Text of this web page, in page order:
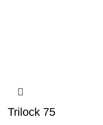
Trilock 75